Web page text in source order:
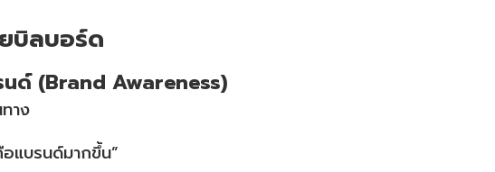
บิลบอร์ด
นด์ (Brand Awareness)
าง
แบรนด์มากขึ้น”